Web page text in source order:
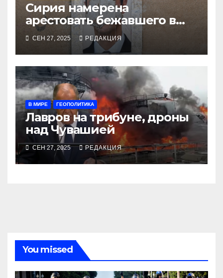
Сирия намерена
арестовать бежавшего в
Москву экс-диктатора
СЕН 27, 2025 РЕДАКЦИЯ
В МИРЕ ГЕОПОЛИТИКА
Лавров на трибуне, дроны
над Чувашией
СЕН 27, 2025 РЕДАКЦИЯ
You missed